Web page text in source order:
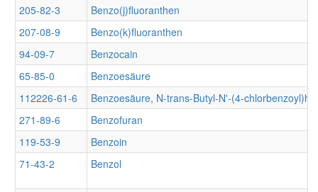
205-82-3
Benzo(j)fluoranthen
207-08-9
Benzo(k)fluoranthen
94-09-7
Benzocain
65-85-0
Benzoesäure
112226-61-6
Benzoesäure, N-trans-Butyl-N'-(4-
271-89-6
Benzofuran
119-53-9
Benzoin
71-43-2
Benzol